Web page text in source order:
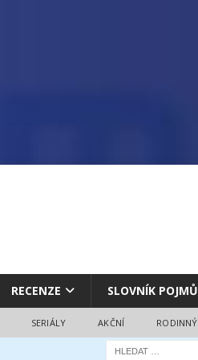
RECENZE SLOVNÍK POJMŮ
SERIÁLY AKČNÍ RODINNÝ